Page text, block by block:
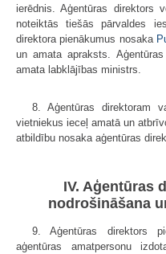
ierēdnis. Aģentūras direktors
noteiktās tiešās pārvaldes
direktora pienākumus nosaka
un amata apraksts.
amata labklājības ministrs.
8. Aģentūras direktoram
vietniekus ieceļ amatā un
atbildību nosaka aģentūras
IV. Aģentūras
nodrošināšana
9. Aģentūras direktors
aģentūras amatpersonu